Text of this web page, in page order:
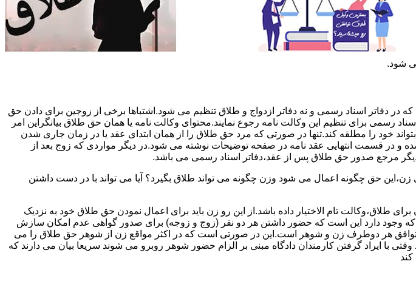
شود.
دفاتر اسناد رسمی و نه دفاتر ازدواج و طلاق تنظیم می شود.اشتباها برخی از زوجین برای دادن حق
رسمی برای تنظیم این وکالت نامه رجوع نمایند.محتوای وکالت نامه یا همان حق طلاق بیانگراین امر
خود را مطلقه کند.تنها در صورتی که مرد حق طلاق را از همان ابتدای عقد یا در زمان جاری شدن
و در قسمت انتهایی عقد نامه در صفحه توضیحات نوشته می شود.در دیگر مواردی که زوج بعد از
دیگر مرجع صدور حق طلاق پس از عقد،دفاتر اسناد رسمی می باشد.
حق چگونه اعمال می شود وزن چگونه می تواند طلاق بگیرد؟ آیا می تواند با در دست داشتن
طلاق،وکالت تام الاختیار داده باشد.از این رو زن باید برای اعمال نمودن حق طلاق خود به نزدیک
وجود دارد این است که حضور داشتن هر دو نفر (زوج و زوجه) برای صدور گواهی عدم امکان سازش
هر دوطرف زن و شوهر است.این در صورتی است که در اکثر مواقع زن از شوهر حق طلاق را می
با ایراد گرفتن کارمندان دادگاه مبنی بر الزام حضور شوهر روبرو می شوند سریعا بیان می دارند که